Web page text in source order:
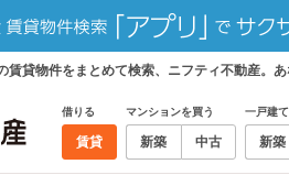
賃貸物件をまとめて検索、ニフティ不動産。
借りる
賃貸
マンションを買う
新築 中古
一戸建
新築